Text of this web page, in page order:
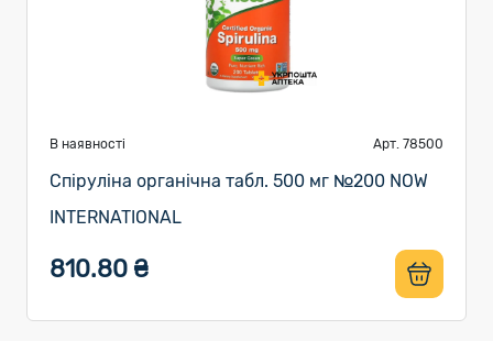
В наявності Арт. 78500
Спіруліна органічна табл. 500 мг №200 NOW
INTERNATIONAL
810.80 ₴